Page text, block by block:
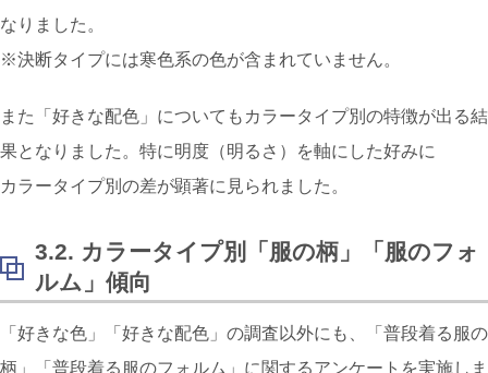
なりました。
※決断タイプには寒色系の色が含まれていません。
また「好きな配色」についてもカラータイプ別の特徴が出る結
果となりました。特に明度（明るさ）を軸にした好みに
カラータイプ別の差が顕著に見られました。
3.2. カラータイプ別「服の柄」「服のフォ
ルム」傾向
「好きな色」「好きな配色」の調査以外にも、「普段着る服の
柄」「普段着る服のフォルム」に関するアンケートを実施しま